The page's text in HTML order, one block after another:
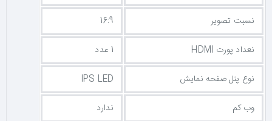
نسبت تصویر
16:9
نعداد پورت HDMI
1 عدد
نوع پنل صفحه نمایش
IPS LED
وب کم
ندارد